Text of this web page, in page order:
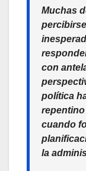
Muchas
con
política
cuando
la